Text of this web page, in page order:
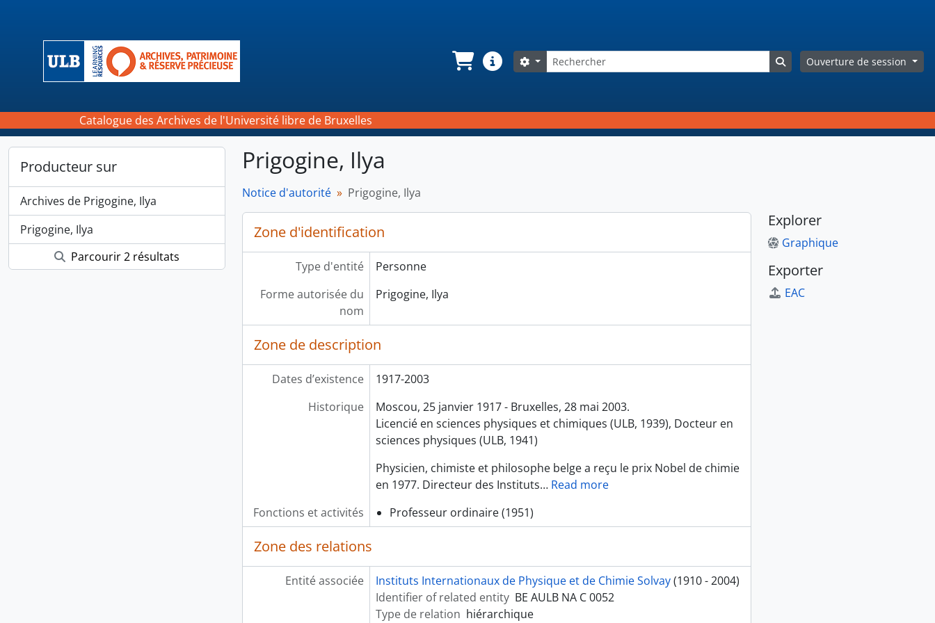
Panier Liens rapidesRechercher
Search options Search in browse page
Ouverture de session
Catalogue des Archives de l'Université libre de Bruxelles
Producteur sur
Archives de Prigogine, Ilya
Prigogine, Ilya
Parcourir 2 résultats
Prigogine, Ilya
Notice d'autorité Prigogine, Ilya
Zone d'identification
Type d'entité
Personne
Forme autorisée du
nom
Prigogine, Ilya
Zone de description
Dates d’existence
1917-2003
Historique
Moscou, 25 janvier 1917 - Bruxelles, 28 mai 2003.
Licencié en sciences physiques et chimiques (ULB, 1939), Docteur en
sciences physiques (ULB, 1941)
Physicien, chimiste et philosophe belge a reçu le prix Nobel de chimie
en 1977. Directeur des Instituts… Read more
Fonctions et activités
Professeur ordinaire (1951)
Zone des relations
Entité associée Instituts Internationaux de Physique et de Chimie Solvay (1910 - 2004)
Identifier of related entity BE AULB NA C 0052
Type de relation hiérarchique
Explorer
Graphique
Exporter
EAC